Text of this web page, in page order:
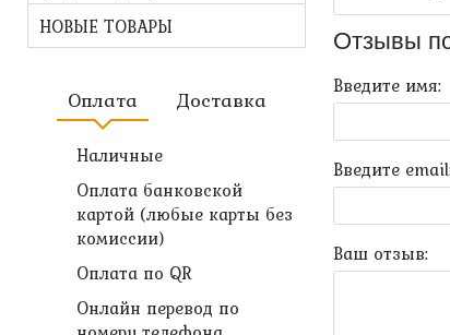
НОВЫЕ ТОВАРЫ
Оплата Доставка
Наличные
Оплата банковской
картой (любые карты без
комиссии)
Оплата по QR
Онлайн перевод по
Отзывы
Введите имя:
Введите
Ваш отзыв: